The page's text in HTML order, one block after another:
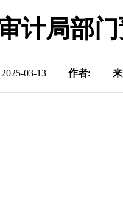
计局部
2025-03-13 作者: